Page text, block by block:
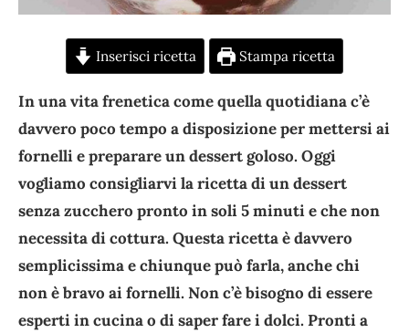
Inserisci ricetta Stampa ricetta
In una vita frenetica come quella quotidiana c’è
davvero poco tempo a disposizione per mettersi ai
fornelli e preparare un dessert goloso. Oggi
vogliamo consigliarvi la ricetta di un dessert
senza zucchero pronto in soli 5 minuti e che non
necessita di cottura. Questa ricetta è davvero
semplicissima e chiunque può farla, anche chi
non è bravo ai fornelli. Non c’è bisogno di essere
esperti in cucina o di saper fare i dolci. Pronti a